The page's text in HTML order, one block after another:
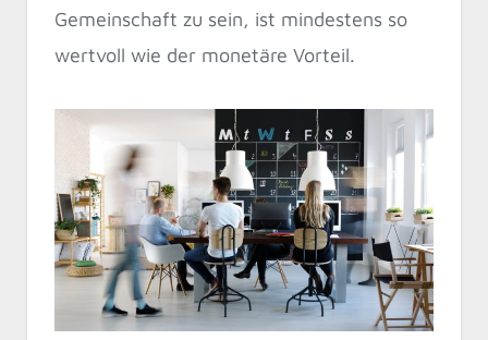
Gemeinschaft zu sein, ist mindestens so
wertvoll wie der monetäre Vorteil.